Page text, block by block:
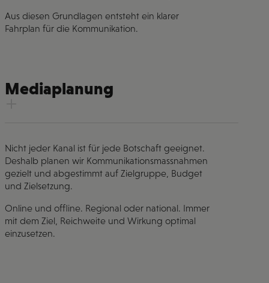
Aus diesen Grundlagen entsteht ein klarer
Fahrplan für die Kommunikation.
Mediaplanung
Nicht jeder Kanal ist für jede Botschaft geeignet.
Deshalb planen wir Kommunikationsmassnahmen
gezielt und abgestimmt auf Zielgruppe, Budget
und Zielsetzung.
Online und offline. Regional oder national. Immer
mit dem Ziel, Reichweite und Wirkung optimal
einzusetzen.